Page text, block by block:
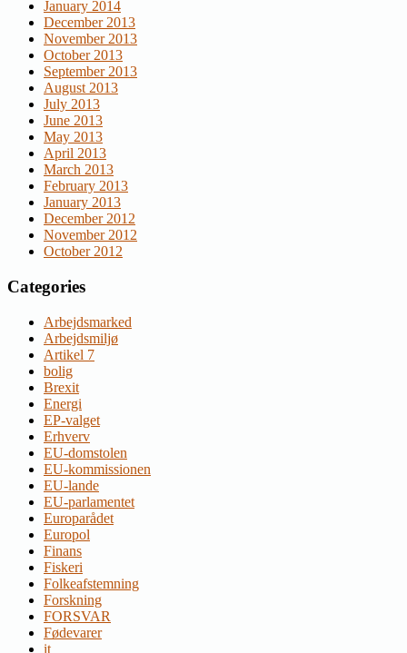
January 2014
December 2013
November 2013
October 2013
September 2013
August 2013
July 2013
June 2013
May 2013
April 2013
March 2013
February 2013
January 2013
December 2012
November 2012
October 2012
Categories
Arbejdsmarked
Arbejdsmiljø
Artikel 7
bolig
Brexit
Energi
EP-valget
Erhverv
EU-domstolen
EU-kommissionen
EU-lande
EU-parlamentet
Europarådet
Europol
Finans
Fiskeri
Folkeafstemning
Forskning
FORSVAR
Fødevarer
it